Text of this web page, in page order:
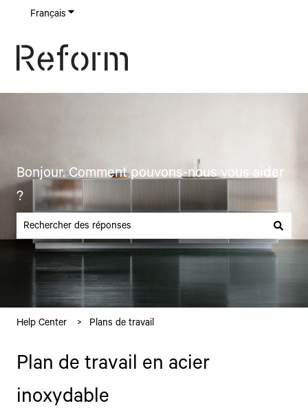
Français Afficher le sous-menu pour les traductions
Bonjour. Comment pouvons-nous vous aider
?
Il n'y a aucune suggestion car le champ de recherche est vide.
Help Center Plans de travail
Plan de travail en acier
inoxydable